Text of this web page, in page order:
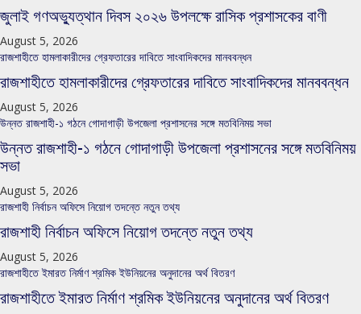
জুলাই গণঅভ্যুত্থান দিবস ২০২৬ উপলক্ষে রাসিক প্রশাসকের বাণী
August 5, 2026
রাজশাহীতে হামলাকারীদের গ্রেফতারের দাবিতে সাংবাদিকদের মানববন্ধন
রাজশাহীতে হামলাকারীদের গ্রেফতারের দাবিতে সাংবাদিকদের মানববন্ধন
August 5, 2026
উন্নত রাজশাহী-১ গঠনে গোদাগাড়ী উপজেলা প্রশাসনের সঙ্গে মতবিনিময় সভা
উন্নত রাজশাহী-১ গঠনে গোদাগাড়ী উপজেলা প্রশাসনের সঙ্গে মতবিনিময়
সভা
August 5, 2026
রাজশাহী নির্বাচন অফিসে নিয়োগ তদন্তে নতুন তথ্য
রাজশাহী নির্বাচন অফিসে নিয়োগ তদন্তে নতুন তথ্য
August 5, 2026
রাজশাহীতে ইমারত নির্মাণ শ্রমিক ইউনিয়নের অনুদানের অর্থ বিতরণ
রাজশাহীতে ইমারত নির্মাণ শ্রমিক ইউনিয়নের অনুদানের অর্থ বিতরণ